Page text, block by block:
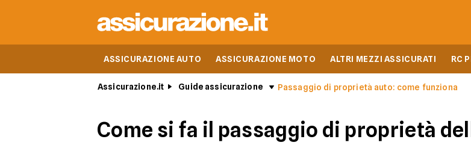
ASSICURAZIONE AUTO ASSICURAZIONE MOTO ALTRI MEZZI ASSICURATI RC
Assicurazione.it Guide assicurazione Passaggio di proprietà auto: come funziona
Come si fa il passaggio di proprietà